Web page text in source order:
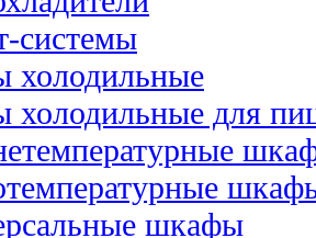
системы
холодильные
холодильные для
шкафы